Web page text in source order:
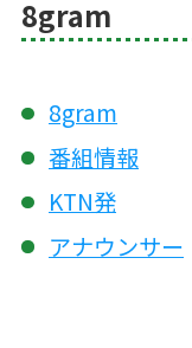
8gram
8gram
番組情報
KTN発
アナウンサー